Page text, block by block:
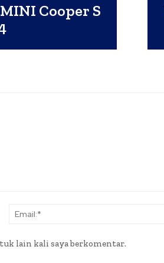
Cooper S
Nama:*
lain kali saya berkomentar.